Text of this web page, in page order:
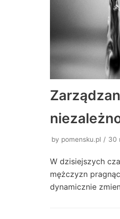
by pomensku.pl 30
W dzisiejszych
mężczyzn
dynamicznie